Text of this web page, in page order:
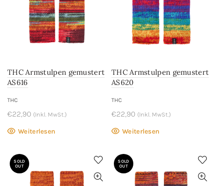
THC Armstulpen gemustert
AS616
THC
€22,90 (Inkl. MwSt.)
Weiterlesen
THC Armstulpen gemustert
AS620
THC
€22,90 (Inkl. MwSt.)
Weiterlesen
SOLD
OUT
SOLD
OUT